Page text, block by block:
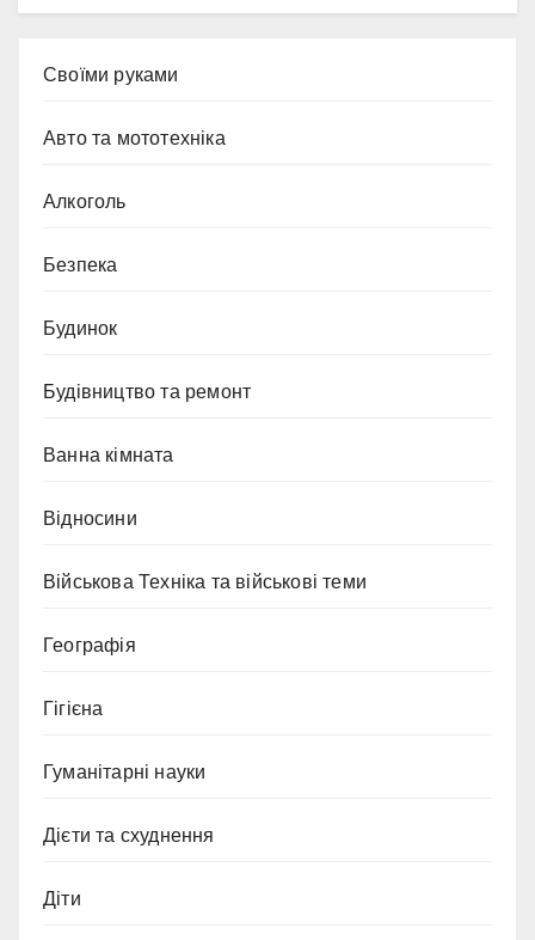
Cвоїми руками
Авто та мототехніка
Алкоголь
Безпека
Будинок
Будівництво та ремонт
Ванна кімната
Відносини
Військова Техніка та військові теми
Географія
Гігієна
Гуманітарні науки
Дієти та схуднення
Діти